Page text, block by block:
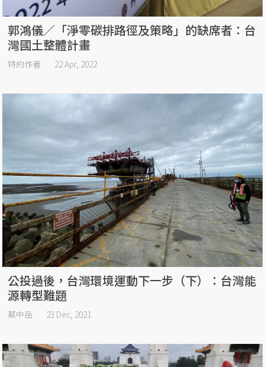
郭鴻儀／「淨零碳排路徑及策略」的缺席者：台
灣國土整體計畫
特約作者 22 Apr, 2022
公投過後，台灣環境運動下一步（下）：台灣能
源轉型難題
蔡中岳 23 Dec, 2021